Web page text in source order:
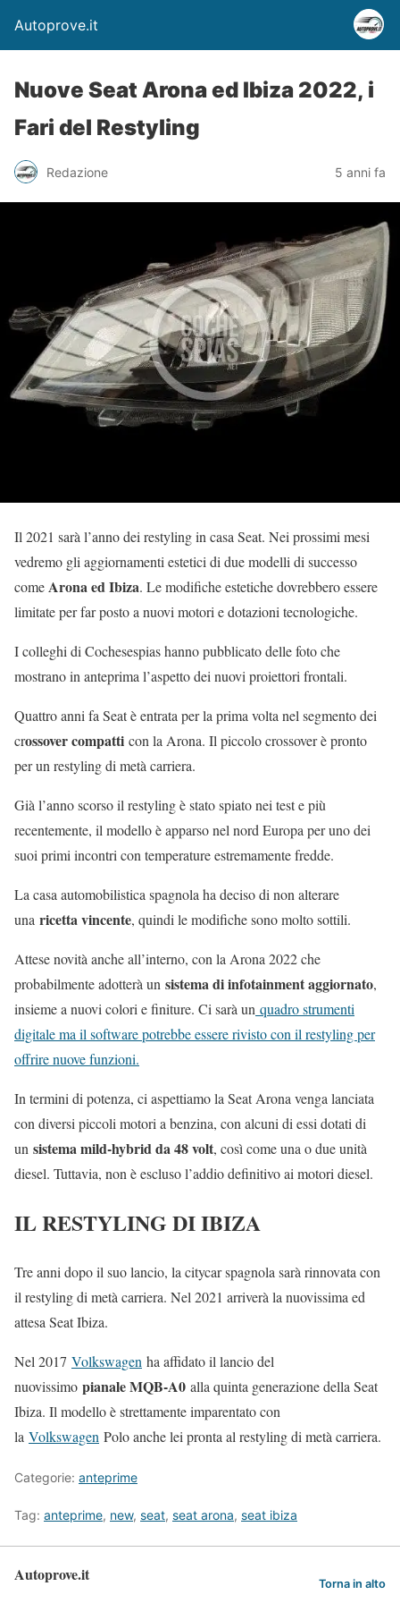
Autoprove.it
Nuove Seat Arona ed Ibiza 2022, i
Fari del Restyling
Redazione 5 anni fa
Il 2021 sarà l’anno dei restyling in casa Seat. Nei prossimi mesi
vedremo gli aggiornamenti estetici di due modelli di successo
comeArona ed Ibiza. Le modifiche estetiche dovrebbero essere
limitate per far posto a nuovi motori e dotazioni tecnologiche.
I colleghi di Cochesespias hanno pubblicato delle foto che
mostrano in anteprima l’aspetto dei nuovi proiettori frontali.
Quattro anni fa Seat è entrata per la prima volta nel segmento dei
crossover compatti con la Arona. Il piccolo crossover è pronto
per un restyling di metà carriera.
Già l’anno scorso il restyling è stato spiato nei test e più
recentemente, il modello è apparso nel nord Europa per uno dei
suoi primi incontri con temperature estremamente fredde.
La casa automobilistica spagnola ha deciso di non alterare
una ricetta vincente, quindi le modifiche sono molto sottili.
Attese novità anche all’interno, con la Arona 2022 che
probabilmente adotterà un sistema di infotainment aggiornato,
insieme a nuovi colori e finiture. Ci sarà un quadro strumenti
digitale ma il software potrebbe essere rivisto con il restyling per
offrire nuove funzioni.
In termini di potenza, ci aspettiamo la Seat Arona venga lanciata
con diversi piccoli motori a benzina, con alcuni di essi dotati di
un sistema mild-hybrid da 48 volt, così come una o due unità
diesel. Tuttavia, non è escluso l’addio definitivo ai motori diesel.
IL RESTYLING DI IBIZA
Tre anni dopo il suo lancio, la citycar spagnola sarà rinnovata con
il restyling di metà carriera. Nel 2021 arriverà la nuovissima ed
attesa Seat Ibiza.
Nel 2017 Volkswagen ha affidato il lancio del
nuovissimo pianale MQB-A0 alla quinta generazione della Seat
Ibiza. Il modello è strettamente imparentato con
la Volkswagen Polo anche lei pronta al restyling di metà carriera.
Categorie: anteprime
Tag: anteprime, new, seat, seat arona, seat ibiza
Autoprove.it Torna in alto